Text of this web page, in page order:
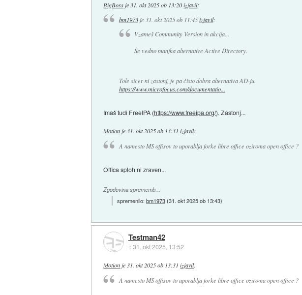
BigBoss je 31. okt 2025 ob 13:20 izjavil:
bm1973je 31. okt 2025 ob 11:45 izjavil:
Vzameš Community Version in akcija...
Še vedno manjka alternative Active Directory.
Tole sicer ni zastonj, je pa čisto dobra alternativa AD-ju.
https://www.microfocus.com/documentatio...
Imaš tudi FreeIPA (https://www.freeipa.org/). Zastonj...
Motionje31. okt 2025 ob 13:31 izjavil:
A namesto MS offisov to uporablja forke libre office oziroma open office ?
Offica sploh ni zraven...
Zgodovina sprememb…
spremenilo:bm1973(31. okt 2025 ob 13:43)
Testman42
::31. okt 2025, 13:52
Motionje31. okt 2025 ob 13:31 izjavil:
A namesto MS offisov to uporablja forke libre office oziroma open office ?